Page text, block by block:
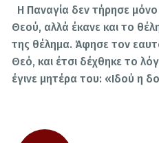
Η Παναγία δεν τήρησε
Θεού, αλλά έκανε και το
της θέλημα. Άφησε τον
Θεό, και έτσι δέχθηκε το
έγινε μητέρα του: «Ιδού η